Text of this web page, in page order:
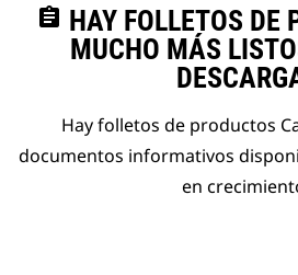
assignment HAY FOLLETOS DE
MUCHO MÁS
Hay folletos de productos
documentos informativos
en